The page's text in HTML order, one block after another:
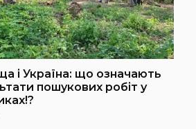
і Україна: що означають
пошукових робіт у